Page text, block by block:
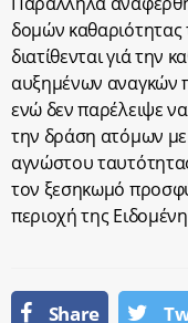
δομών
διατίθενται γιά την
αυξημένων αναγκών
ενώ δεν παρέλειψε
την δράση ατόμων
αγνώστου
τον ξεσηκωμό
περιοχή της
Share